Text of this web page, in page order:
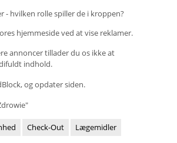
- hvilken rolle spiller de i kroppen?
hjemmeside ved at vise reklamer.
annoncer tillader du os ikke at
indhold.
og opdater siden.
Check-Out Lægemidler